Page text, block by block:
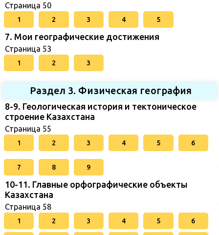
Страница 50
1 2 3 4 5
7. Мои географические достижения
Страница 53
1 2 3
Раздел 3. Физическая география
8-9. Геологическая история и тектоническое
строение Казахстана
Страница 55
1 2 3 4 5 6
7 8 9
10-11. Главные орфографические объекты
Казахстана
Страница 58
1 2 3 4 5 6